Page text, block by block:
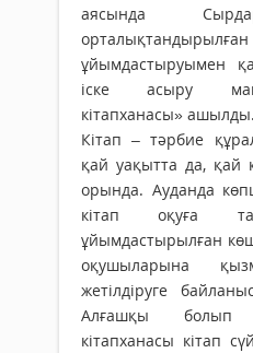
аясында
ұйымдастыруымен
іске асыру
кітапханасы» ашылды.
Кітап – тәрбие
қай уақытта да, қай
орында. Ауданда
кітап оқуға
ұйымдастырылған
оқушыларына
жетілдіруге
Алғашқы
кітапханасы кітап